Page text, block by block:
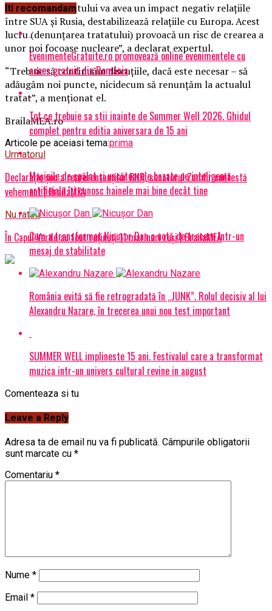
“Încetarea tratatului va avea un impact negativ relațiile
între SUA și Rusia, destabilizează relațiile cu Europa. Acest
lucru (denunțarea tratatului) provoacă un risc de crearea a
unor noi focoase nucleare”, a declarat expertul.
“Trebuie să continuăm discuțiile, dacă este necesar – să
adăugăm noi puncte, nicidecum să renunțăm la actualul
tratat”, a menționat el.
BrailaMEA.ro
Articole pe aceiasi tema:prima
Urmatorul
Declaraţie şoc a reprezentanţilor BNR, senatorul Zamfir contestă
vehement | BrailaMEA
Nu ratati
În Capul Verde au fost reținuți 11 marinari ruși | BrailaMEA
Iti recomandam
EvenimenteGratuite.ro promovează online evenimentele cu
acces gratuit din România
Tot ce trebuie sa stii inainte de Summer Well 2026. Ghidul
complet pentru editia aniversara de 15 ani
Mașinile de spălat și uscătoarele bazate pe inteligență
artificială îți cunosc hainele mai bine decât tine
Cum a transformat Nicușor Dan o notă de trecere într-un
mesaj de stabilitate
România evită să fie retrogradată în „JUNK”. Rolul decisiv al lui
Alexandru Nazare, în trecerea unui nou test important
SUMMER WELL implineste 15 ani. Festivalul care a transformat
muzica intr-un univers cultural revine in august
Comenteaza si tu
Leave a Reply
Adresa ta de email nu va fi publicată. Câmpurile obligatorii
sunt marcate cu *
Comentariu *
Nume *
Email *